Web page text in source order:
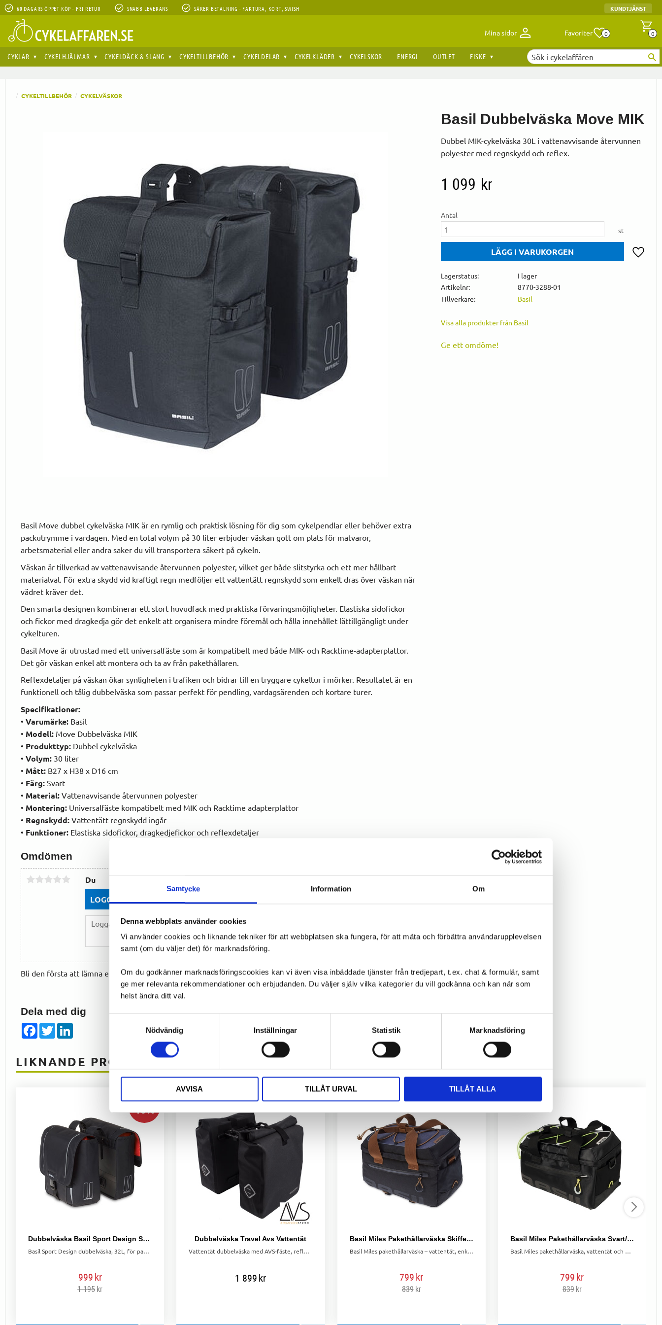
Samtycke Information Om
Denna webbplats använder cookies
Vi använder cookies och liknande tekniker för att webbplatsen ska fungera, för att mäta och förbättra användarupplevelsen
samt (om du väljer det) för marknadsföring.
Om du godkänner marknadsföringscookies kan vi även visa inbäddade tjänster från tredjepart, t.ex. chat & formulär, samt
ge mer relevanta rekommendationer och erbjudanden. Du väljer själv vilka kategorier du vill godkänna och kan när som
helst ändra ditt val.
Nödvändig
Inställningar Statistik Marknadsföring
AVVISA TILLÅT URVAL TILLÅT ALLA
60 DAGARS ÖPPET KÖP - FRI RETUR SNABB LEVERANS SÄKER BETALNING - FAKTURA, KORT, SWISH KUNDTJÄNST
Mina sidor Favoriter Antal
0 0
CYKLAR CYKELHJÄLMAR CYKELDÄCK & SLANG CYKELTILLBEHÖR CYKELDELAR CYKELKLÄDER CYKELSKOR ENERGI OUTLET FISKE
CYKELTILLBEHÖR CYKELVÄSKOR
Basil Dubbelväska Move MIK
Dubbel MIK-cykelväska 30L i vattenavvisande återvunnen
polyester med regnskydd och reflex.
1 099 kr
Antal
st
Lagerstatus
I lager
Artikelnr
8770-3288-01
Tillverkare
Basil
Visa alla produkter från Basil
Ge ett omdöme!
Basil Move dubbel cykelväska MIK är en rymlig och praktisk lösning för dig som cykelpendlar eller behöver extra
packutrymme i vardagen. Med en total volym på 30 liter erbjuder väskan gott om plats för matvaror,
arbetsmaterial eller andra saker du vill transportera säkert på cykeln.
Väskan är tillverkad av vattenavvisande återvunnen polyester, vilket ger både slitstyrka och ett mer hållbart
materialval. För extra skydd vid kraftigt regn medföljer ett vattentätt regnskydd som enkelt dras över väskan när
vädret kräver det.
Den smarta designen kombinerar ett stort huvudfack med praktiska förvaringsmöjligheter. Elastiska sidofickor
och fickor med dragkedja gör det enkelt att organisera mindre föremål och hålla innehållet lättillgängligt under
cykelturen.
Basil Move är utrustad med ett universalfäste som är kompatibelt med både MIK- och Racktime-adapterplattor.
Det gör väskan enkel att montera och ta av från pakethållaren.
Reflexdetaljer på väskan ökar synligheten i trafiken och bidrar till en tryggare cykeltur i mörker. Resultatet är en
funktionell och tålig dubbelväska som passar perfekt för pendling, vardagsärenden och kortare turer.
Specifikationer:
• Varumärke: Basil
• Modell: Move Dubbelväska MIK
• Produkttyp: Dubbel cykelväska
• Volym: 30 liter
• Mått: B27 x H38 x D16 cm
• Färg: Svart
• Material: Vattenavvisande återvunnen polyester
• Montering: Universalfäste kompatibelt med MIK och Racktime adapterplattor
• Regnskydd: Vattentätt regnskydd ingår
• Funktioner: Elastiska sidofickor, dragkedjefickor och reflexdetaljer
Dela med dig
Facebook
Twitter
Omdömen
Du
LOGGA IN FÖR ATT GE OMDÖME
Bli den första att lämna ett omdöme.
LIKNANDE PRODUKTER
Dubbelväska Basil Sport Design Svart
Basil Sport Design dubbelväska, 32L, för pakethållare. Elastiska flaskband, huvudfack med dragsko, reflexer. Mått: 35x14x33 cm.
999kr
1 195kr
SPARA
16%
Dubbelväska Travel Avs Vattentät
Vattentät dubbelväska med AVS-fäste, reflexer, avtagbara innerfickor och plats för toppväska. Volym 24,5L.
1 899kr
Basil Miles Pakethållarväska Skiffer/Svart
Basil Miles pakethållarväska – vattentät, enkel att montera, med reflekterande detaljer och avtagbar axelrem.
799kr
839kr
Basil Miles Pakethållarväska Svart/Lime
Basil Miles pakethållarväska, vattentät och praktisk för dagsturer. Enkel montering, axelrem och reflexer. Mått 32x19x21 cm, volym 14 L.
799kr
839kr